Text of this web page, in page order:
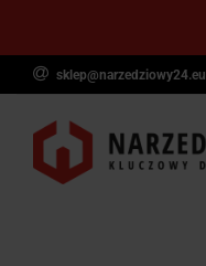
sklep@narzedziowy24.eu